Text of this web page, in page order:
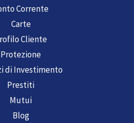
Corrente
Carte
Cliente
Protezione
di Investimento
Prestiti
Mutui
Blog